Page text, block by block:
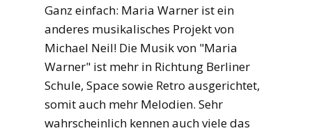
Ganz einfach: Maria Warner ist ein
anderes musikalisches Projekt von
Michael Neil! Die Musik von "Maria
Warner" ist mehr in Richtung Berliner
Schule, Space sowie Retro ausgerichtet,
somit auch mehr Melodien. Sehr
wahrscheinlich kennen auch viele das